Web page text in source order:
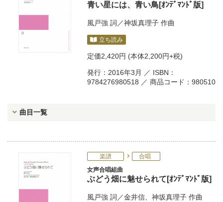
青い星には、青い鳥[ｵﾝﾃﾞﾏﾝﾄﾞ版]
風戸強 詞／神坂真理子 作曲
立ち読み
定価2,420円 (本体2,200円+税)
発行：2016年3月 ／ ISBN：
9784276980518 ／ 商品コード：980510
曲目一覧
楽譜
合唱
女声合唱組曲
ぶどう畑に魅せられて[ｵﾝﾃﾞﾏﾝﾄﾞ版]
風戸強 詞／金井信 神坂真理子 作曲